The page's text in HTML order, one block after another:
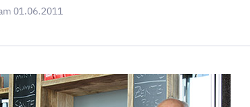
01.06.2011